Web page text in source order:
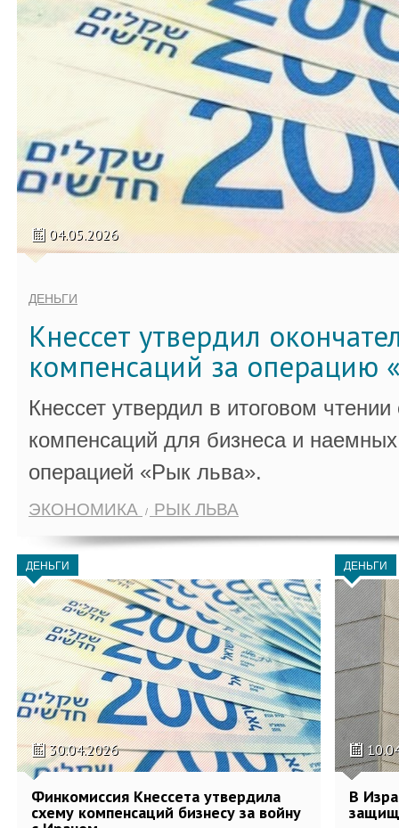
04.05.2026
ДЕНЬГИ
Кнессет утвердил
компенсаций за операцию
Кнессет утвердил в итоговом
компенсаций для бизнеса и
операцией «Рык льва».
ЭКОНОМИКА РЫК ЛЬВА
ДЕНЬГИ
30.04.2026
Финкомиссия Кнессета утвердила
схему компенсаций бизнесу за войну
ДЕНЬГИ
В